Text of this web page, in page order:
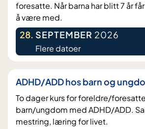
foresatte. Når barna har blitt 7 år
å være med.
28. SEPTEMBER 2026
Flere datoer
ADHD/ADD hos barn og
To dager kurs for foreldre/
barn/ungdom med ADHD/ADD.
mestring, læring for livet.